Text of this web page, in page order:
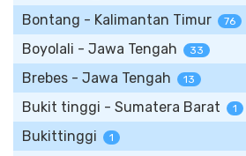
Bontang - Kalimantan Timur 76
Boyolali - Jawa Tengah 33
Brebes - Jawa Tengah 13
Bukit tinggi - Sumatera Barat 1
Bukittinggi 1